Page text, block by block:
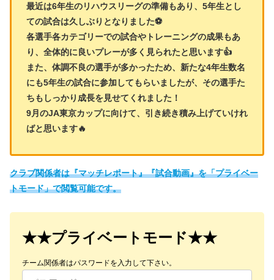
最近は6年生のリハウスリーグの準備もあり、5年生とし
ての試合は久しぶりとなりました⚽️
各選手各カテゴリーでの試合やトレーニングの成果もあ
り、全体的に良いプレーが多く見られたと思います👍
また、体調不良の選手が多かったため、新たな4年生数名
にも5年生の試合に参加してもらいましたが、その選手た
ちもしっかり成長を見せてくれました！
9月のJA東京カップに向けて、引き続き積み上げていけれ
ばと思います🔥
クラブ関係者は『マッチレポート』『試合動画』を「プライベー
トモード」で閲覧可能です。
★★プライベートモード★★
チーム関係者はパスワードを入力して下さい。